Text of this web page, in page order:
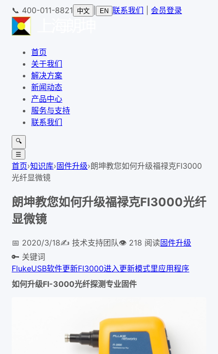
📞 400-011-8821 中文 EN 联系我们 会员登录
首页
关于我们
解决方案
新闻动态
产品中心
服务与支持
联系我们
🔍
☰
首页›知识库›固件升级›朗坤教您如何升级福禄克FI3000
光纤显微镜
朗坤教您如何升级福禄克FI3000光纤
显微镜
📅 2020/3/18✍️ 技术支持团队👁 218 阅读固件升级
🔑 关键词
FlukeUSB软件更新FI3000进入更新模式里应用程序
如何升级FI-3000光纤探测专业固件